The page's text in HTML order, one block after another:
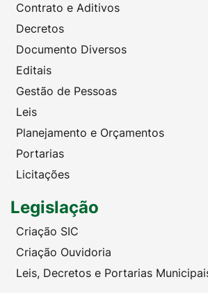
Contrato e Aditivos
Decretos
Documento Diversos
Editais
Gestão de Pessoas
Leis
Planejamento e Orçamentos
Portarias
Licitações
Legislação
Criação SIC
Criação Ouvidoria
Leis, Decretos e Portarias